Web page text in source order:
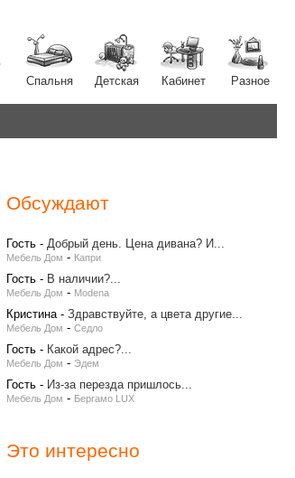
Спальня Детская Кабинет Разное
Обсуждают
Гость - Добрый день. Цена дивана? И...
Мебель Дом - Капри
Гость - В наличии?...
Мебель Дом - Modena
Кристина- Здравствуйте, а цвета другие...
Мебель Дом - Седло
Гость - Какой адрес?...
Мебель Дом - Эдем
Гость - Из-за перезда пришлось...
Мебель Дом - Бергамо LUX
Это интересно